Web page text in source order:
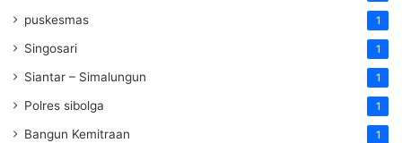
puskesmas 1
Singosari 1
Siantar – Simalungun 1
Polres sibolga 1
Bangun Kemitraan 1